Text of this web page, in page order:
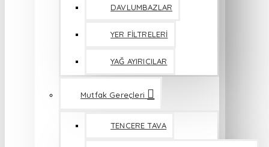
DAVLUMBAZLAR
YER FİLTRELERİ
YAĞ AYIRICILAR
Mutfak Gereçleri
TENCERE TAVA